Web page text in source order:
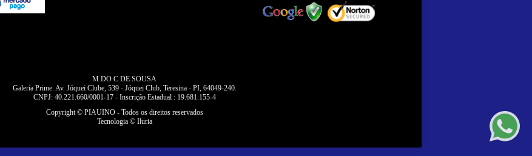
M DO C DE SOUSA
Galeria Prime. Av. Jóquei Clube, 539 - Jóquei Club, Teresina - PI, 64049-240.
CNPJ: 40.221.660/0001-17 - Inscrição Estadual : 19.681.155-4
Copyright © PIAUINO - Todos os direitos reservados
Tecnologia © Iluria